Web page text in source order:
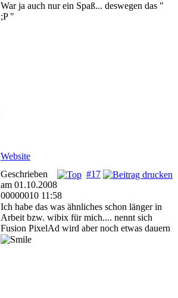
War ja auch nur ein Spaß... deswegen das "
;P "
Website
#17
Geschrieben
am 01.10.2008
00000010 11:58
Ich habe das was ähnliches schon länger in
Arbeit bzw. wibix für mich.... nennt sich
Fusion PixelAd wird aber noch etwas dauern